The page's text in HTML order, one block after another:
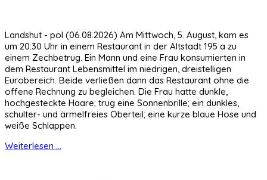
Landshut - pol (06.08.2026) Am Mittwoch, 5. August, kam es
um 20:30 Uhr in einem Restaurant in der Altstadt 195 a zu
einem Zechbetrug. Ein Mann und eine Frau konsumierten in
dem Restaurant Lebensmittel im niedrigen, dreistelligen
Eurobereich. Beide verließen dann das Restaurant ohne die
offene Rechnung zu begleichen. Die Frau hatte dunkle,
hochgesteckte Haare; trug eine Sonnenbrille; ein dunkles,
schulter- und ärmelfreies Oberteil; eine kurze blaue Hose und
weiße Schlappen.
Weiterlesen ...